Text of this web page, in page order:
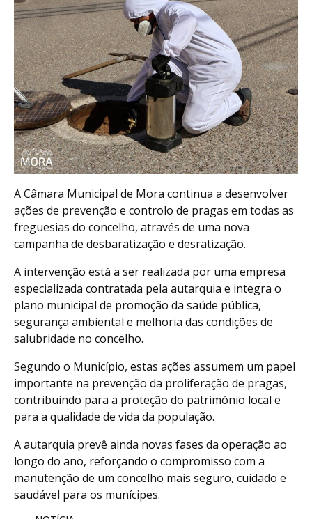
A Câmara Municipal de Mora continua a desenvolver
ações de prevenção e controlo de pragas em todas as
freguesias do concelho, através de uma nova
campanha de desbaratização e desratização.
A intervenção está a ser realizada por uma empresa
especializada contratada pela autarquia e integra o
plano municipal de promoção da saúde pública,
segurança ambiental e melhoria das condições de
salubridade no concelho.
Segundo o Município, estas ações assumem um papel
importante na prevenção da proliferação de pragas,
contribuindo para a proteção do património local e
para a qualidade de vida da população.
A autarquia prevê ainda novas fases da operação ao
longo do ano, reforçando o compromisso com a
manutenção de um concelho mais seguro, cuidado e
saudável para os munícipes.